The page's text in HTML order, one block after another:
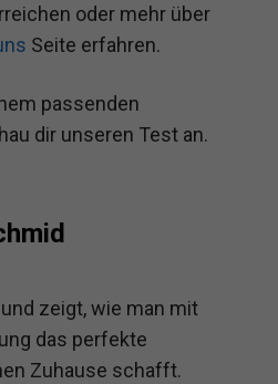
oder mehr über
Seite erfahren.
passenden
dir unseren Test an.
zeigt, wie man mit
das perfekte
Zuhause schafft.